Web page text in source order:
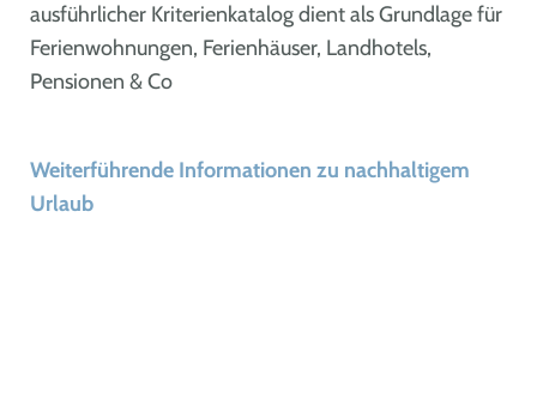
ausführlicher Kriterienkatalog dient als Grundlage für
Ferienwohnungen, Ferienhäuser, Landhotels,
Pensionen & Co
Weiterführende Informationen zu nachhaltigem
Urlaub